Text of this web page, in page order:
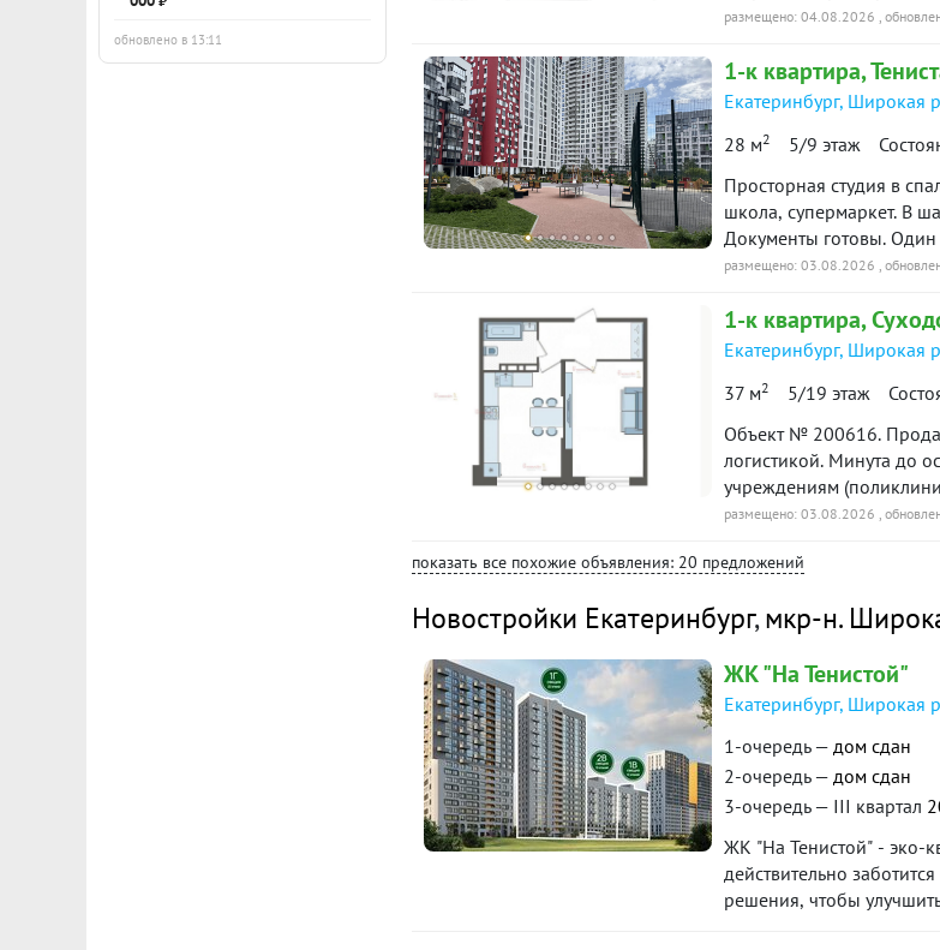
обновлено в 13:11
шаговой доступности. Удобная планировка - просторная комната со своей кладовкой
выполнен качественный
на просмотр!
размещено: 04.08.2026 ,
1-к квартира,
Екатеринбург, Широкая
28 м2 5/9 этаж
Просторная студия в
школа, супермаркет. В
Документы готовы. Один
размещено: 03.08.2026 ,
1-к квартира,
Екатеринбург, Широкая
37 м2 5/19 этаж
Объект № 200616.
логистикой. Минута до
учреждениям
новая кухня, стол,
и дома. Жду на просмотр
размещено: 03.08.2026 ,
показать все похожие объявления: 20 предложений
Новостройки Екатеринбург,мкр-н.
ЖК "На Тенистой"
Екатеринбург, Широкая
1-очередь — дом сдан
2-очередь — дом сдан
3-очередь — III квартал
ЖК "На Тенистой" - эко-
действительно
решения, чтобы